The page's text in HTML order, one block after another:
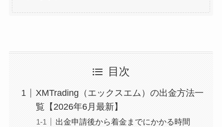
目次
XMTrading（エックスエム）の出金方法一
覧【2026年6月最新】
出金申請後から着金までにかかる時間